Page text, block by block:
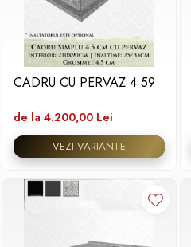
CADRU CU PERVAZ 4 59
de la 4.200,00 Lei
VEZI VARIANTE